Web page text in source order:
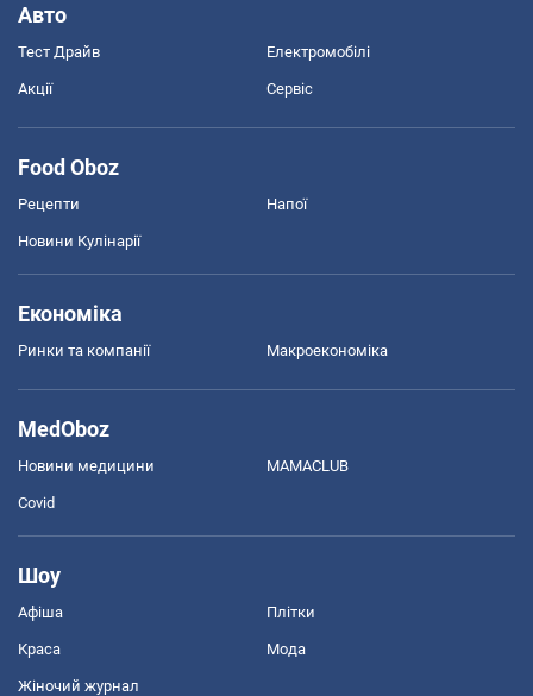
Авто
Тест Драйв Електромобілі
Акції Сервіс
Food Oboz
Рецепти Напої
Новини Кулінарії
Економіка
Ринки та компанії Макроекономіка
MedOboz
Новини медицини MAMACLUB
Covid
Шоу
Афіша Плітки
Краса Мода
Жіночий журнал